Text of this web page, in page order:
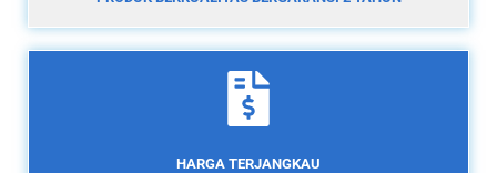
HARGA TERJANGKAU